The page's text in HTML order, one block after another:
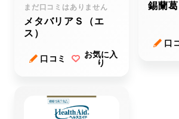
まだ口コミはありません
メタバリアＳ（エ
ス）
口コミ
お気に入
り
錫蘭葛
口